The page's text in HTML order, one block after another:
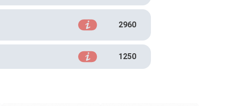
2960
1250